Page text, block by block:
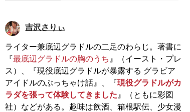
吉沢さりぃ
ライター兼底辺グラドルの二足のわらじ。著書に
『最底辺グラドルの胸のうち 』（イースト・プレ
ス）、『現役底辺グラドルが暴露する グラビア
アイドルのぶっちゃけ話』、『現役グラドルがカ
ラダを張って体験してきました 』（ともに彩図
社）などがある。趣味は飲酒、箱根駅伝、少女漫